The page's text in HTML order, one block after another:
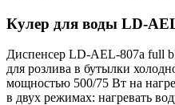
Кулер для воды LD-
Диспенсер LD-AEL-807a full
для розлива в бутылки
мощностью 500/75 Вт на
в двух режимах: нагревать